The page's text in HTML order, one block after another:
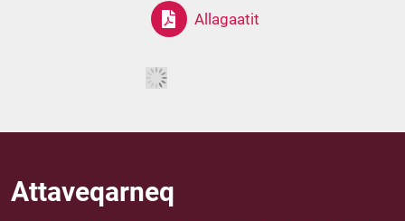
Allagaatit
Attaveqarneq